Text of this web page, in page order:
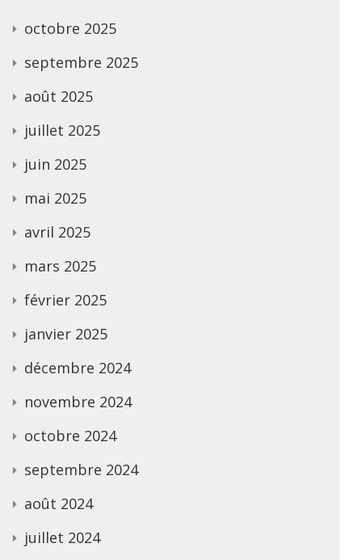
octobre 2025
septembre 2025
août 2025
juillet 2025
juin 2025
mai 2025
avril 2025
mars 2025
février 2025
janvier 2025
décembre 2024
novembre 2024
octobre 2024
septembre 2024
août 2024
juillet 2024